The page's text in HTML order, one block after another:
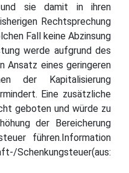
und sie damit in ihren
Rechtsprechung
Fall keine Abzinsung
werde aufgrund des
Ansatz eines geringeren
der Kapitalisierung
Eine zusätzliche
geboten und würde zu
der Bereicherung
führen.Information
Schenkungsteuer(aus: